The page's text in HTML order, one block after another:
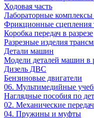
Ходовая часть
Лабораторные комплексы
Фрикционные сцепления
Коробка передач в разрезе
Разрезные изделия
Детали машин
Модели деталей машин в
Дизель ДВС
Бензиновые двигатели
06. Мультимедийные
Наглядные пособия по
02. Механические
04. Пружины и муфты